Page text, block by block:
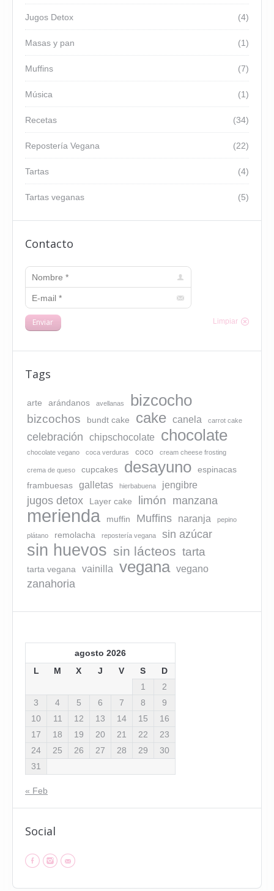
(4)
Jugos Detox
(1)
Masas y pan
(7)
Muffins
(1)
Música
(34)
Recetas
(22)
Repostería Vegana
(4)
Tartas
(5)
Tartas veganas
Contacto
Nombre *
E-mail *
Enviar Limpiar
Tags
arte arándanos avellanas bizcocho
bizcochos bundt cake cake canela carrot cake
celebración chipschocolate chocolate
chocolate vegano coca verduras coco cream cheese frosting
crema de queso cupcakes desayuno
espinacas
frambuesas
galletas hierbabuena jengibre
jugos detox Layer cake limón manzana
merienda muffin Muffins naranja pepino
plátano remolacha repostería vegana sin azúcar
sin huevos sin lácteos tarta
tarta vegana vainilla vegana vegano
zanahoria
agosto 2026
L
M X J V S
D
1
2
3
4 5 6 7 8
9
10
11 12 13 14 15
16
17
18 19 20 21 22
23
24
25 26 27 28 29
30
31
« Feb
Social
Find us on:
Facebook
Instagram